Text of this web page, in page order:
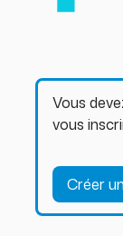
Vous
vous
Créer